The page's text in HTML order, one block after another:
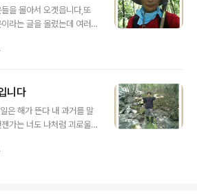
개인에게나 그리고 전국
, 올 7월 행사는 대구광역
오늘 이렇게 미리 이곳
을 몰아서 오겟읍니다,또
라는 글을 올렸는데 여러
리 잘하시고 내년에 뵙겠읍
년사진] kr.search.yah
2012.12.25 [계사년
니다
은 해가 뜬다 내 과거를 말
가는 너도 나처럼 괴로울
에 버렸다 내일은 해가 뜬